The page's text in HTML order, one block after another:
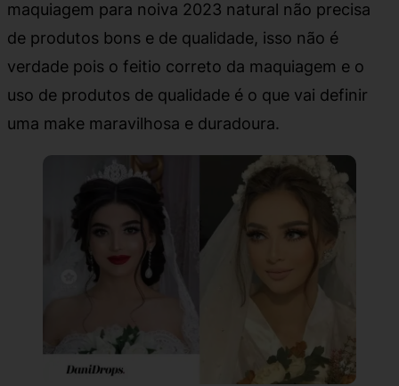
maquiagem para noiva 2023 natural não precisa
de produtos bons e de qualidade, isso não é
verdade pois o feitio correto da maquiagem e o
uso de produtos de qualidade é o que vai definir
uma make maravilhosa e duradoura.